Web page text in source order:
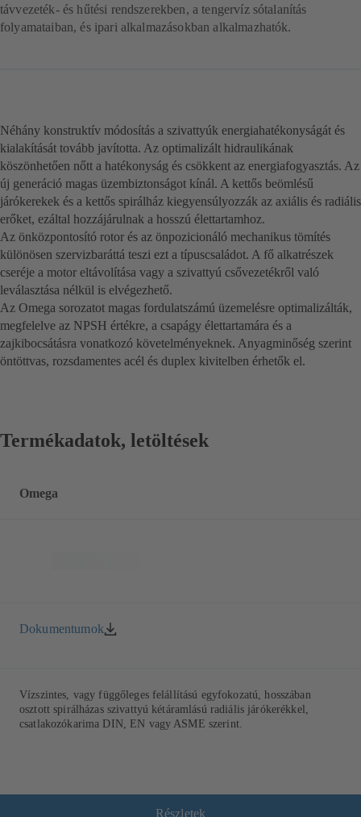
távvezeték- és hűtési rendszerekben, a tengervíz sótalanítás
folyamataiban, és ipari alkalmazásokban alkalmazhatók.
Néhány konstruktív módosítás a szivattyúk energiahatékonyságát és
kialakítását tovább javította. Az optimalizált hidraulikának
köszönhetően nőtt a hatékonyság és csökkent az energiafogyasztás. Az
új generáció magas üzembiztonságot kínál. A kettős beömlésű
járókerekek és a kettős spirálház kiegyensúlyozzák az axiális és radiális
erőket, ezáltal hozzájárulnak a hosszú élettartamhoz.
Az önközpontosító rotor és az önpozicionáló mechanikus tömítés
különösen szervizbaráttá teszi ezt a típuscsaládot. A fő alkatrészek
cseréje a motor eltávolítása vagy a szivattyú csővezetékről való
leválasztása nélkül is elvégezhető.
Az Omega sorozatot magas fordulatszámú üzemelésre optimalizálták,
megfelelve az NPSH értékre, a csapágy élettartamára és a
zajkibocsátásra vonatkozó követelményeknek. Anyagminőség szerint
öntöttvas, rozsdamentes acél és duplex kivitelben érhetők el.
Termékadatok, letöltések
Omega
Dokumentumok
Vízszintes, vagy függőleges felállítású egyfokozatú, hosszában
osztott spirálházas szivattyú kétáramlású radiális járókerékkel,
csatlakozókarima DIN, EN vagy ASME szerint.
Részletek